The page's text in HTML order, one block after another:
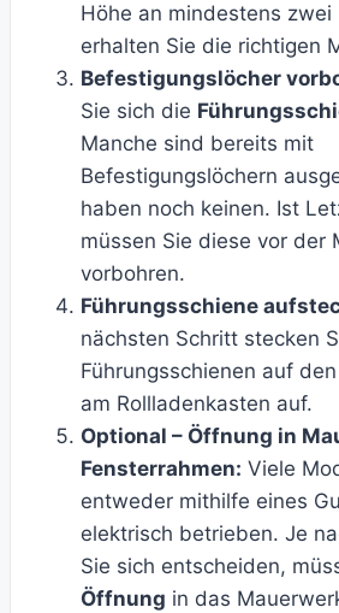
Höhe an mindestens zwei
erhalten Sie die richtigen
Befestigungslöcher
Sie sich die
Manche sind bereits mit
Befestigungslöchern
haben noch keinen. Ist
müssen Sie diese vor der
vorbohren.
Führungsschiene
nächsten Schritt stecken
Führungsschienen auf
am Rollladenkasten auf.
Optional – Öffnung in
Fensterrahmen: Viele
entweder mithilfe eines
elektrisch betrieben. Je
Sie sich entscheiden,
Öffnung in das